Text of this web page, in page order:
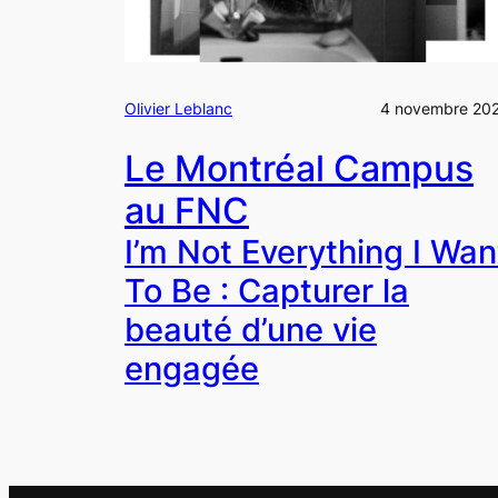
Olivier Leblanc 4 novembre
Le Montréal Campus
au FNC
I’m Not Everything I
To Be : Capturer la
beauté d’une vie
engagée